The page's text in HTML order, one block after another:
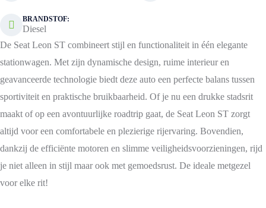
BRANDSTOF:
Diesel
De Seat Leon ST combineert stijl en functionaliteit in één elegante
stationwagen. Met zijn dynamische design, ruime interieur en
geavanceerde technologie biedt deze auto een perfecte balans tussen
sportiviteit en praktische bruikbaarheid. Of je nu een drukke stadsrit
maakt of op een avontuurlijke roadtrip gaat, de Seat Leon ST zorgt
altijd voor een comfortabele en plezierige rijervaring. Bovendien,
dankzij de efficiënte motoren en slimme veiligheidsvoorzieningen, rijd
je niet alleen in stijl maar ook met gemoedsrust. De ideale metgezel
voor elke rit!